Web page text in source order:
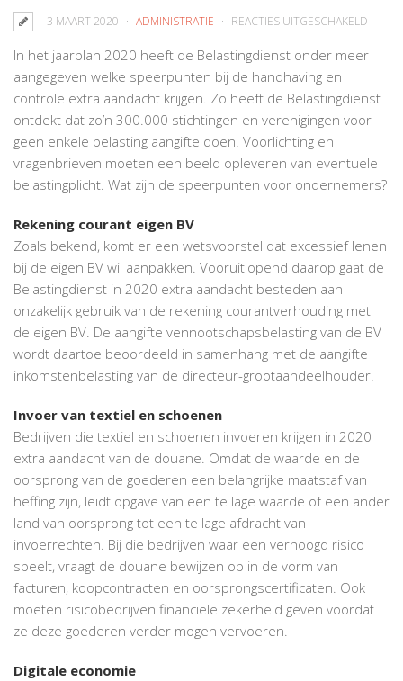
3 MAART 2020 ADMINISTRATIE REACTIES UITGESCHAKELD
In het jaarplan 2020 heeft de Belastingdienst onder meer
aangegeven welke speerpunten bij de handhaving en
controle extra aandacht krijgen. Zo heeft de Belastingdienst
ontdekt dat zo’n 300.000 stichtingen en verenigingen voor
geen enkele belasting aangifte doen. Voorlichting en
vragenbrieven moeten een beeld opleveren van eventuele
belastingplicht. Wat zijn de speerpunten voor ondernemers?
Rekening courant eigen BV
Zoals bekend, komt er een wetsvoorstel dat excessief lenen
bij de eigen BV wil aanpakken. Vooruitlopend daarop gaat de
Belastingdienst in 2020 extra aandacht besteden aan
onzakelijk gebruik van de rekening courantverhouding met
de eigen BV. De aangifte vennootschapsbelasting van de BV
wordt daartoe beoordeeld in samenhang met de aangifte
inkomstenbelasting van de directeur-grootaandeelhouder.
Invoer van textiel en schoenen
Bedrijven die textiel en schoenen invoeren krijgen in 2020
extra aandacht van de douane. Omdat de waarde en de
oorsprong van de goederen een belangrijke maatstaf van
heffing zijn, leidt opgave van een te lage waarde of een ander
land van oorsprong tot een te lage afdracht van
invoerrechten. Bij die bedrijven waar een verhoogd risico
speelt, vraagt de douane bewijzen op in de vorm van
facturen, koopcontracten en oorsprongscertificaten. Ook
moeten risicobedrijven financiële zekerheid geven voordat
ze deze goederen verder mogen vervoeren.
Digitale economie